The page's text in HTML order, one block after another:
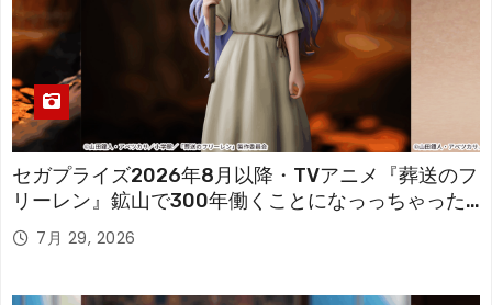
セガプライズ2026年8月以降・TVアニメ『葬送のフ
リーレン』鉱山で300年働くことになっっちゃった
「フリーレン」を立体化！
7月 29, 2026